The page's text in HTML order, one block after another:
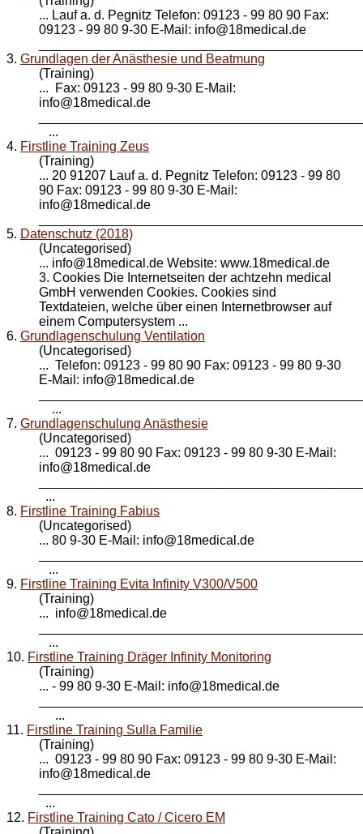
... Lauf a. d. Pegnitz Telefon: 09123 - 99 80 90 Fax:
09123 - 99 80 9-30 E-Mail: info@18medical .de
3. Grundlagen der Anästhesie und Beatmung
(Training)
... Fax: 09123 - 99 80 9-30 E-Mail:
info@18medical .de
...
4. Firstline Training Zeus
(Training)
... 20 91207 Lauf a. d. Pegnitz Telefon: 09123 - 99 80
90 Fax: 09123 - 99 80 9-30 E-Mail:
info@18medical .de
5. Datenschutz (2018)
(Uncategorised)
... info@18medical .de Website: www.18medical.de
3. Cookies Die Internetseiten der achtzehn medical
GmbH verwenden Cookies. Cookies sind
Textdateien, welche über einen Internetbrowser auf
einem Computersystem ...
6. Grundlagenschulung Ventilation
(Uncategorised)
... Telefon: 09123 - 99 80 90 Fax: 09123 - 99 80 9-30
E-Mail: info@18medical .de
...
7. Grundlagenschulung Anästhesie
(Uncategorised)
... 09123 - 99 80 90 Fax: 09123 - 99 80 9-30 E-Mail:
info@18medical .de
...
8. Firstline Training Fabius
(Uncategorised)
... 80 9-30 E-Mail: info@18medical .de
...
9. Firstline Training Evita Infinity V300/V500
(Training)
... info@18medical .de
...
10. Firstline Training Dräger Infinity Monitoring
(Training)
... - 99 80 9-30 E-Mail: info@18medical .de
...
11. Firstline Training Sulla Familie
(Training)
... 09123 - 99 80 90 Fax: 09123 - 99 80 9-30 E-Mail:
info@18medical .de
...
12. Firstline Training Cato / Cicero EM